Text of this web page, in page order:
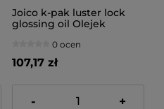
Joico k-pak luster lock
glossing oil Olejek
0 ocen
107,17 zł
- +